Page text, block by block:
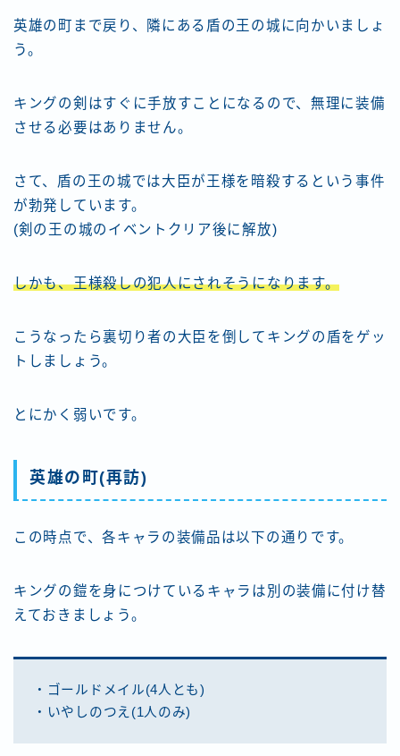
英雄の町まで戻り、隣にある盾の王の城に向かいましょ
う。
キングの剣はすぐに手放すことになるので、無理に装備
させる必要はありません。
さて、盾の王の城では大臣が王様を暗殺するという事件
が勃発しています。
(剣の王の城のイベントクリア後に解放)
しかも、王様殺しの犯人にされそうになります。
こうなったら裏切り者の大臣を倒してキングの盾をゲッ
トしましょう。
とにかく弱いです。
英雄の町(再訪)
この時点で、各キャラの装備品は以下の通りです。
キングの鎧を身につけているキャラは別の装備に付け替
えておきましょう。
・ゴールドメイル(4人とも)
・いやしのつえ(1人のみ)